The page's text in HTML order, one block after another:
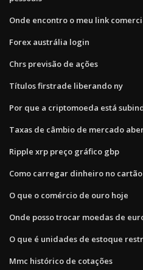
Onde encontro o meu link
Forex austrália login
Chrs previsão de ações
Títulos firstrade liberando ny
Por que a criptomoeda está
Taxas de câmbio de mercado
Ripple xrp preço gráfico gbp
Como carregar dinheiro no
O que o comércio de ouro hoje
Onde posso trocar moedas de
O que é unidades de estoque
Mmc histórico de cotações